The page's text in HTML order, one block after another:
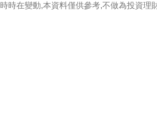
時在變動,本資料僅供參考,不做為投資理